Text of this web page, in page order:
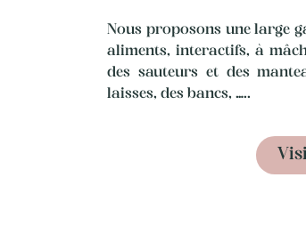
Nous proposons une large
aliments, interactifs, à
des sauteurs et des
laisses, des bancs, …..